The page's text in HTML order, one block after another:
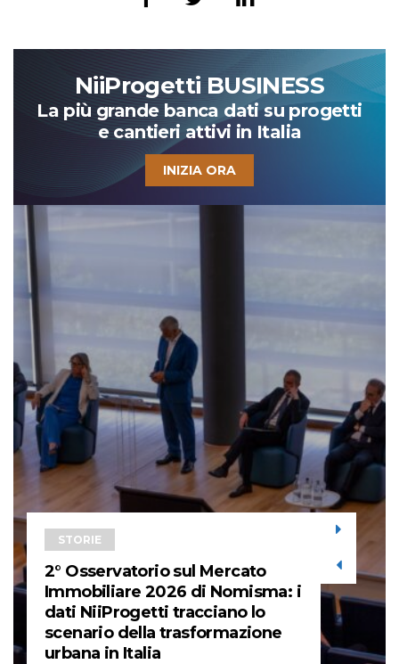
NiiProgetti BUSINESS
La più grande banca dati su progetti
e cantieri attivi in Italia
INIZIA ORA
STORIE
2° Osservatorio sul Mercato
Immobiliare 2026 di Nomisma: i
dati NiiProgetti tracciano lo
scenario della trasformazione
urbana in Italia